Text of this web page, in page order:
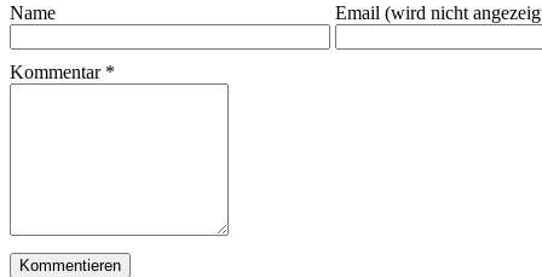
Name
Email (wird nicht
Kommentar*